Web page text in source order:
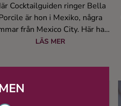
Cocktailguiden ringer Bella
är hon i Mexiko, några
från Mexico City. Här har
hon tillbringat vintrarna de
till Sverige igen. Till den
använder i sina uppskattade
LÄS MER